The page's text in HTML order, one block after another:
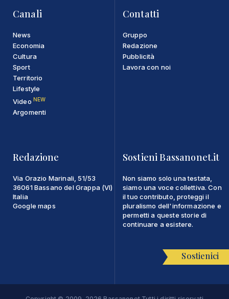
Canali
News
Economia
Cultura
Sport
Territorio
Lifestyle
Video NEW
Argomenti
Contatti
Gruppo
Redazione
Pubblicità
Lavora con noi
Redazione
Via Orazio Marinali, 51/53
36061 Bassano del Grappa (VI)
Italia
Google maps
Sostieni Bassanonet.it
Non siamo solo una testata,
siamo una voce collettiva. Con
il tuo contributo, proteggi il
pluralismo dell'informazione e
permetti a queste storie di
continuare a esistere.
Sostienici